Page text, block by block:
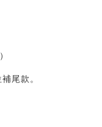
尾款。